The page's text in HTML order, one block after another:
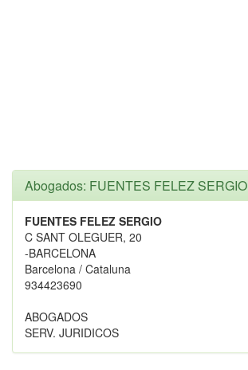
Abogados: FUENTES FELEZ SERGIO
FUENTES FELEZ SERGIO
C SANT OLEGUER, 20
-BARCELONA
Barcelona / Cataluna
934423690
ABOGADOS
SERV. JURIDICOS